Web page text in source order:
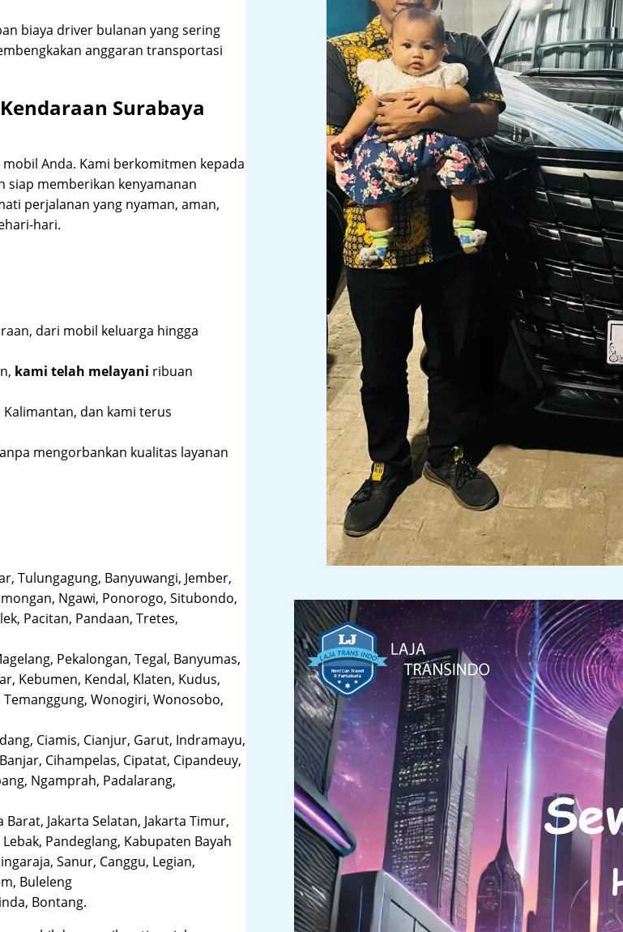
biaya driver bulanan yang sering
anggaran transportasi
Surabaya
Anda. Kami berkomitmen kepada
siap memberikan kenyamanan
perjalanan yang nyaman, aman,
hari.
dari mobil keluarga hingga
kami telah melayani ribuan
Kalimantan, dan kami terus
mengorbankan kualitas layanan
Tulungagung, Banyuwangi, Jember,
Ngawi, Ponorogo, Situbondo,
Pacitan, Pandaan, Tretes,
Pekalongan, Tegal, Banyumas,
Kebumen, Kendal, Klaten, Kudus,
Wonogiri, Wonosobo,
Ciamis, Cianjur, Garut, Indramayu,
Cihampelas, Cipatat, Cipandeuy,
Ngamprah, Padalarang,
Barat, Jakarta Selatan, Jakarta Timur,
Pandeglang, Kabupaten Bayah
Sanur, Canggu, Legian,
Buleleng
Bontang.